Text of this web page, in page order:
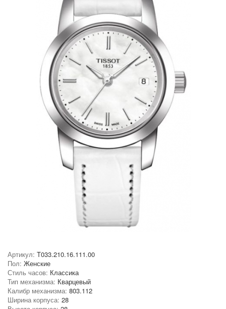
Артикул: T033.210.16.111.00
Пол: Женские
Стиль часов: Классика
Тип механизма: Кварцевый
Калибр механизма: 803.112
Ширина корпуса: 28